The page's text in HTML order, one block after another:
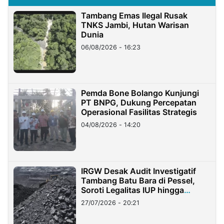
Tambang Emas Ilegal Rusak
TNKS Jambi, Hutan Warisan
Dunia
06/08/2026 - 16:23
Pemda Bone Bolango Kunjungi
PT BNPG, Dukung Percepatan
Operasional Fasilitas Strategis
04/08/2026 - 14:20
IRGW Desak Audit Investigatif
Tambang Batu Bara di Pessel,
Soroti Legalitas IUP hingga
Stockpile
27/07/2026 - 20:21